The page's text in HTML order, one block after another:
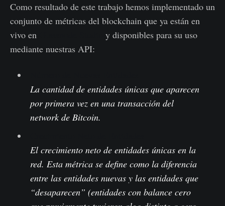
Como resultado de este trabajo hemos implementado un
conjunto de métricas del blockchain que ya están en
vivo en
y disponibles para su uso
mediante nuestras API:
La cantidad de entidades únicas que aparecen
por primera vez en una transacción del
network de Bitcoin.
El crecimiento neto de entidades únicas en la
red. Esta métrica se define como la diferencia
entre las entidades nuevas y las entidades que
“desaparecen” (entidades con balance cero